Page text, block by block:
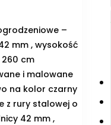
–
mm , wysokość
260 cm
i malowane
na kolor czarny
z rury stalowej o
42 mm ,